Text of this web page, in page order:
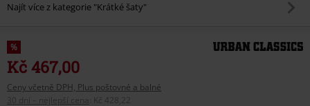
Najít více z kategorie "Krátké šaty"
%
Kč 467,00
Ceny včetně DPH, Plus poštovné a balné
30 dní – nejlepší cena
Kč 428,22